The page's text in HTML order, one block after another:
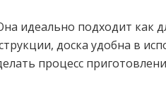
идеально подходит как
доска удобна в
процесс